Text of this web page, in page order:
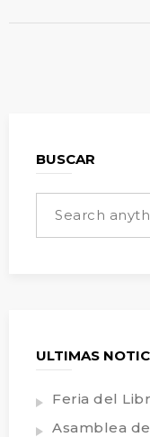
BUSCAR
ULTIMAS
Feria del
Asamblea